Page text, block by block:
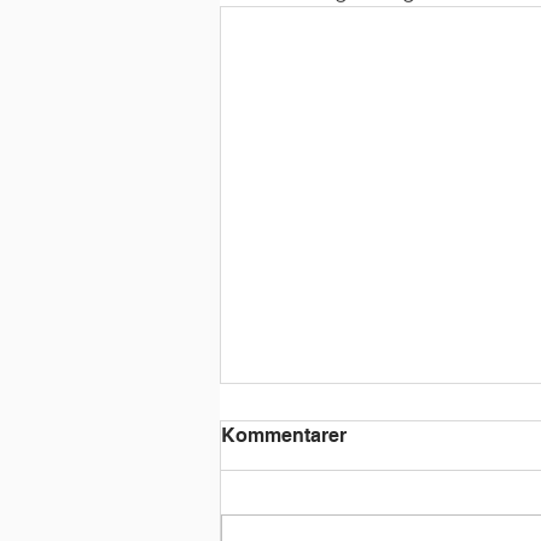
Kære Forældre - juli 2025
Tak for en rigtig hyggelig
Kommentarer